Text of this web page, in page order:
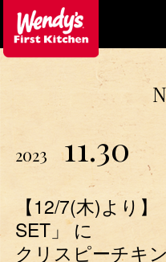
2023 11.30
【12/7(木)より
SET」 に
クリスピーチキ